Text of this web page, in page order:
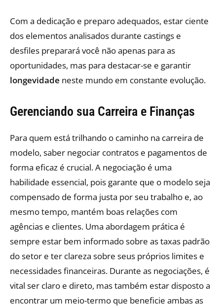
Com a dedicação e preparo adequados, estar ciente
dos elementos analisados durante castings e
desfiles preparará você não apenas para as
oportunidades, mas para destacar-se e garantir
longevidade neste mundo em constante evolução.
Gerenciando sua Carreira e Finanças
Para quem está trilhando o caminho na carreira de
modelo, saber negociar contratos e pagamentos de
forma eficaz é crucial. A negociação é uma
habilidade essencial, pois garante que o modelo seja
compensado de forma justa por seu trabalho e, ao
mesmo tempo, mantém boas relações com
agências e clientes. Uma abordagem prática é
sempre estar bem informado sobre as taxas padrão
do setor e ter clareza sobre seus próprios limites e
necessidades financeiras. Durante as negociações, é
vital ser claro e direto, mas também estar disposto a
encontrar um meio-termo que beneficie ambas as